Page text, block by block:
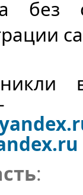
без
: